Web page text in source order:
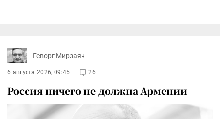
Геворг Мирзаян
6 августа 2026, 09:45 26
Россия ничего не должна Армении